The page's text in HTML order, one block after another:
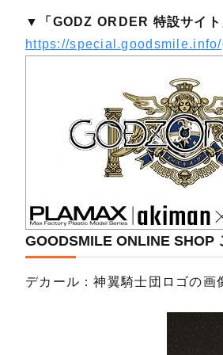
▼「GODZ ORDER 特設サイ
https://
GOODSMILE ONLINE SHOP
デカール：神翼騎士団ロゴの画